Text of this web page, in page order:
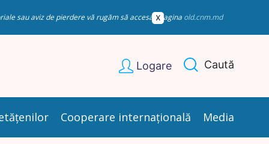
sau aviz de pierdere vă rugăm să accesați pagina old.cnm.md
Logare Caută
Cooperare internațională Media